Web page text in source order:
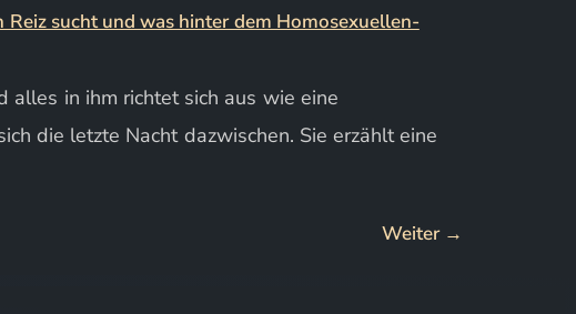
alles in ihm richtet sich aus wie eine
die letzte Nacht dazwischen. Sie erzählt eine
Weiter →